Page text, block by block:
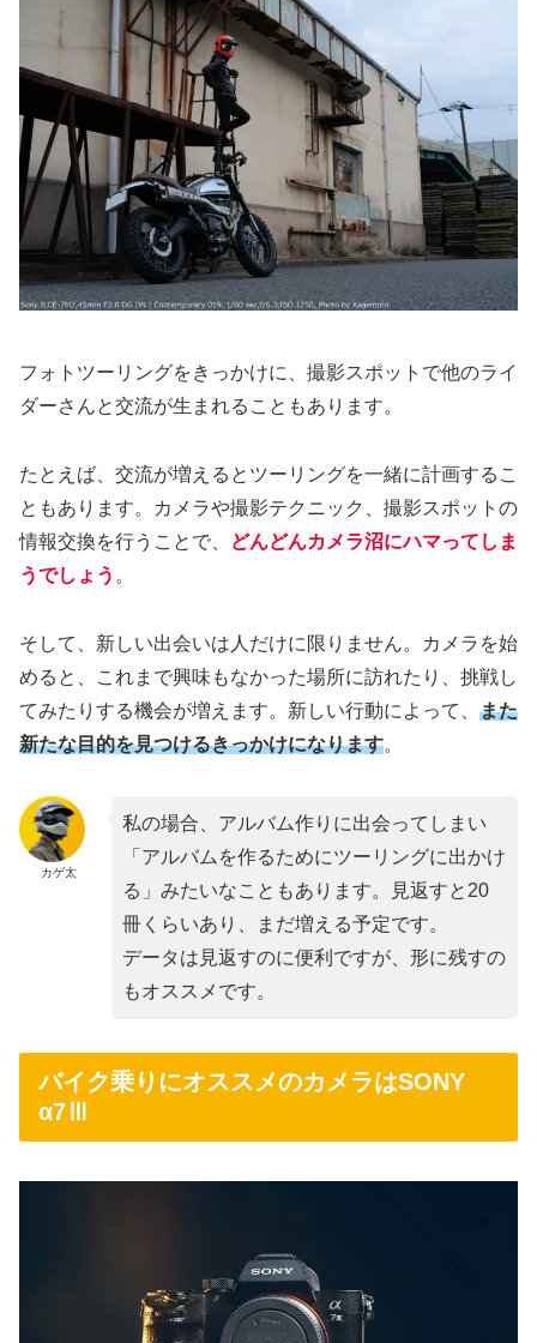
フォトツーリングをきっかけに、撮影スポットで他のライ
ダーさんと交流が生まれることもあります。
たとえば、交流が増えるとツーリングを一緒に計画するこ
ともあります。カメラや撮影テクニック、撮影スポットの
情報交換を行うことで、
どんどんカメラ沼にハマってしま
うでしょう 。
そして、新しい出会いは人だけに限りません。カメラを始
めると、これまで興味もなかった場所に訪れたり、挑戦し
てみたりする機会が増えます。新しい行動によって、 また
新たな目的を見つけるきっかけになります。
カゲ太
私の場合、アルバム作りに出会ってしまい
「アルバムを作るためにツーリングに出かけ
る」みたいなこともあります。見返すと20
冊くらいあり、まだ増える予定です。
データは見返すのに便利ですが、形に残すの
もオススメです。
バイク乗りにオススメのカメラはSONY
α7Ⅲ